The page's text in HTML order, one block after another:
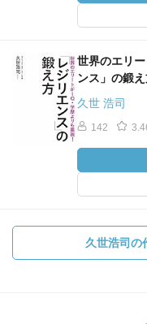
世界のエリ
ンス」の鍛
久世 浩司
142
久世浩司の